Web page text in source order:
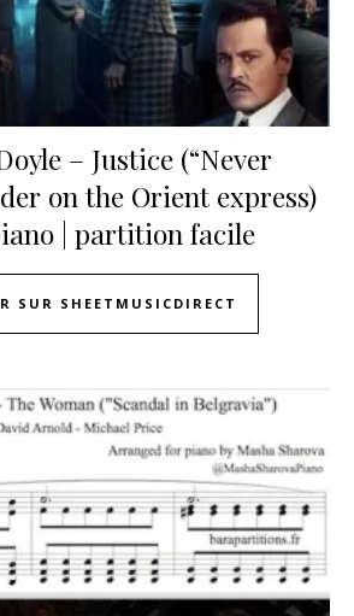
– Justice (“Never
on the Orient express)
| partition facile
SUR SHEETMUSICDIRECT